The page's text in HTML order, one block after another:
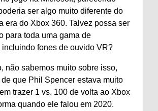
ser algo muito diferente do
era do Xbox 360. Talvez possa ser
para toda uma gama de
fones de ouvido VR?
não sabemos muito sobre isso,
que Phil Spencer estava muito
trazer 1 vs. 100 de volta ao Xbox
quando ele falou em 2020.